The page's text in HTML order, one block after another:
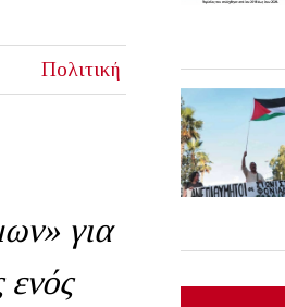
Πολιτική
για